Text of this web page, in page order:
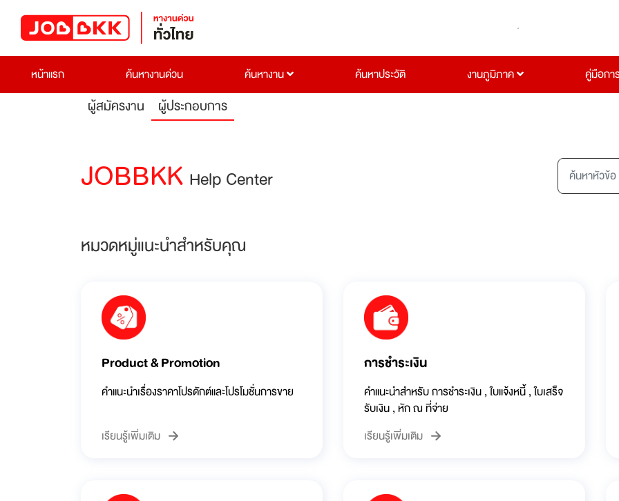
หน้าแรก
ค้นหางานด่วน ค้นหางาน ค้นหาประวัติ งานภูมิภาค คู่มือกา
ผู้สมัครงาน ผู้ประกอบการ
JOBBKK Help Center
หมวดหมู่แนะนำสำหรับคุณ
Product & Promotion
คำแนะนำเรื่องราคาโปรดักต์และโปรโมชั่นการขาย
เรียนรู้เพิ่มเติม
การชำระเงิน
คำแนะนำสำหรับ การชำระเงิน , ใบแจ้งหนี้ , ใบเสร็จ
รับเงิน , หัก ณ ที่จ่าย
เรียนรู้เพิ่มเติม